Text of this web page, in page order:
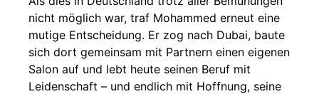
nicht möglich war, traf Mohammed erneut eine
mutige Entscheidung. Er zog nach Dubai, baute
sich dort gemeinsam mit Partnern einen eigenen
Salon auf und lebt heute seinen Beruf mit
Leidenschaft – und endlich mit Hoffnung, seine